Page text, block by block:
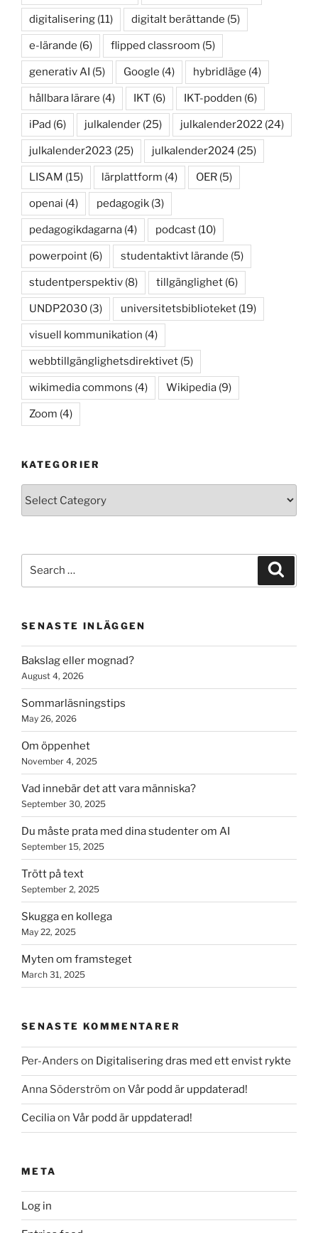
digitalisering (11) digitalt berättande (5)
e-lärande (6) flipped classroom (5)
generativ AI (5) Google (4) hybridläge (4)
hållbara lärare (4) IKT (6) IKT-podden (6)
iPad (6) julkalender (25) julkalender2022 (24)
julkalender2023 (25) julkalender2024 (25)
LISAM (15) lärplattform (4) OER (5)
openai (4) pedagogik (3)
pedagogikdagarna (4) podcast (10)
powerpoint (6) studentaktivt lärande (5)
studentperspektiv (8) tillgänglighet (6)
UNDP2030 (3) universitetsbiblioteket (19)
visuell kommunikation (4)
webbtillgänglighetsdirektivet (5)
wikimedia commons (4) Wikipedia (9)
Zoom (4)
KATEGORIER
SENASTE INLÄGGEN
Bakslag eller mognad?
August 4, 2026
Sommarläsningstips
May 26, 2026
Om öppenhet
November 4, 2025
Vad innebär det att vara människa?
September 30, 2025
Du måste prata med dina studenter om AI
September 15, 2025
Trött på text
September 2, 2025
Skugga en kollega
May 22, 2025
Myten om framsteget
March 31, 2025
SENASTE KOMMENTARER
Per-Anders on Digitalisering dras med ett envist rykte
Anna Söderström on Vår podd är uppdaterad!
Ceciliaon Vår podd är uppdaterad!
META
Log in